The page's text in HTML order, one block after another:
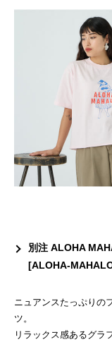
別注 ALOHA
[ALOHA-
ニュアンスたっぷりの
ツ。
リラックス感あるグラ